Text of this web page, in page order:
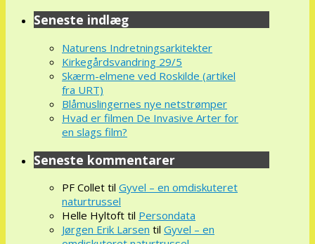
Seneste indlæg
Naturens Indretningsarkitekter
Kirkegårdsvandring 29/5
Skærm-elmene ved Roskilde (artikel
fra URT)
Blåmuslingernes nye netstrømper
Hvad er filmen De Invasive Arter for
en slags film?
Seneste kommentarer
PF Collet til Gyvel – en omdiskuteret
naturtrussel
Helle Hyltoft til Persondata
Jørgen Erik Larsen til Gyvel – en